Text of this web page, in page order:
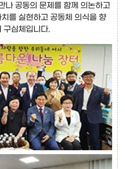
나 공동의 문제를 함께 의논하고
를 실현하고 공동체 의식을 향
구심체입니다.